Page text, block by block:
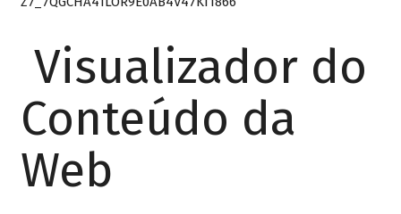
Visualizador do
Conteúdo da
Web